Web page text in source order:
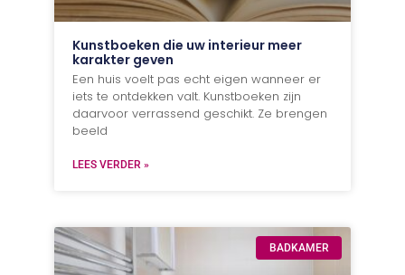
Kunstboeken die uw interieur meer
karakter geven
Een huis voelt pas echt eigen wanneer er
iets te ontdekken valt. Kunstboeken zijn
daarvoor verrassend geschikt. Ze brengen
beeld
LEES VERDER »
BADKAMER